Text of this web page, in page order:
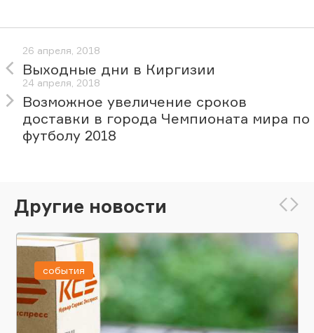
26 апреля, 2018
Выходные дни в Киргизии
24 апреля, 2018
Возможное увеличение сроков
доставки в города Чемпионата мира по
футболу 2018
Другие новости
события